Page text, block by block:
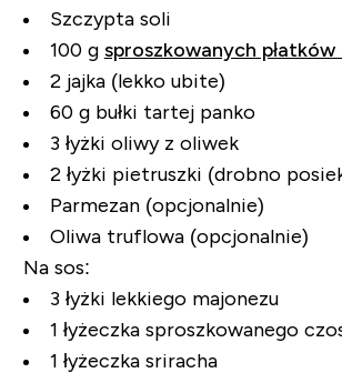
Szczypta soli
100 g sproszkowanych płatków
2 jajka (lekko ubite)
60 g bułki tartej panko
3 łyżki oliwy z oliwek
2 łyżki pietruszki (drobno
Parmezan (opcjonalnie)
Oliwa truflowa (opcjonalnie)
Na sos:
3 łyżki lekkiego majonezu
1 łyżeczka sproszkowanego
1 łyżeczka sriracha